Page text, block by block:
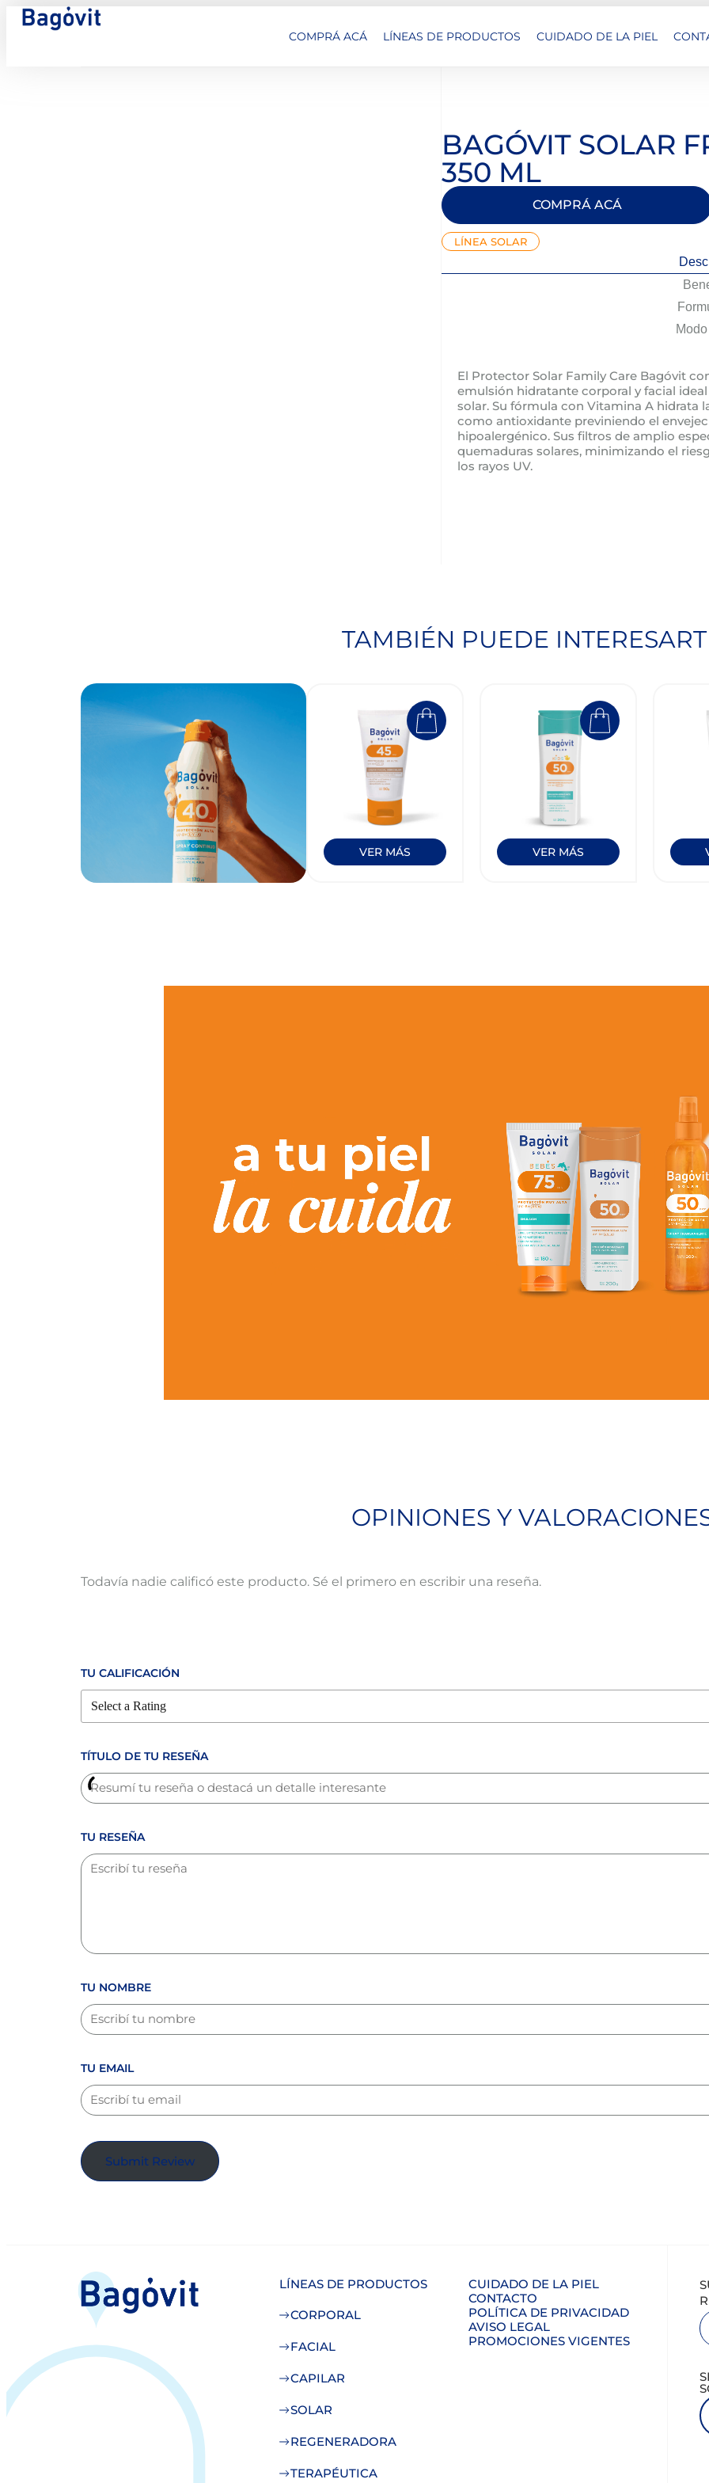
COMPRÁ ACÁ LÍNEAS DE PRODUCTOS CUIDADO DE LA PIEL
BAGÓVIT SOLAR
350 ML
COMPRÁ ACÁ
LÍNEA SOLAR
El Protector Solar Family Care Bagóvit
emulsión hidratante corporal y facial
solar. Su fórmula con Vitamina A hidrata
como antioxidante previniendo el
hipoalergénico. Sus filtros de amplio
quemaduras solares, minimizando el
los rayos UV.
TAMBIÉN PUEDE
VER MÁS VER MÁS
OPINIONES Y
Todavía nadie calificó este producto. Sé el primero en escribir una reseña.
TU CALIFICACIÓN
TÍTULO DE TU RESEÑA
TU RESEÑA
TU NOMBRE
TU EMAIL
Submit Review
LÍNEAS DE PRODUCTOS
CORPORAL
FACIAL
CAPILAR
SOLAR
REGENERADORA
TERAPÉUTICA
CUIDADO DE LA PIEL
CONTACTO
POLÍTICA DE PRIVACIDAD
AVISO LEGAL
PROMOCIONES VIGENTES